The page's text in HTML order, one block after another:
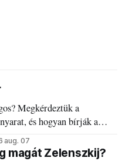
Megkérdeztük a
és hogyan bírják a
aug. 07
magát Zelenszkij?